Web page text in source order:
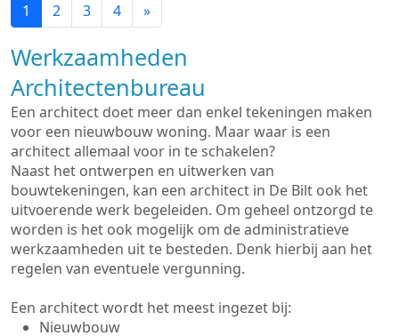
1 2 3 4 »
Werkzaamheden
Architectenbureau
Een architect doet meer dan enkel tekeningen maken
voor een nieuwbouw woning. Maar waar is een
architect allemaal voor in te schakelen?
Naast het ontwerpen en uitwerken van
bouwtekeningen, kan een architect in De Bilt ook het
uitvoerende werk begeleiden. Om geheel ontzorgd te
worden is het ook mogelijk om de administratieve
werkzaamheden uit te besteden. Denk hierbij aan het
regelen van eventuele vergunning.
Een architect wordt het meest ingezet bij:
Nieuwbouw